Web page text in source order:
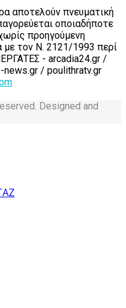
αποτελούν πνευματική
οποιαδήποτε
προηγούμενη
τον Ν. 2121/1993 περί
- arcadia24.gr /
/ poulithratv.gr
Designed and